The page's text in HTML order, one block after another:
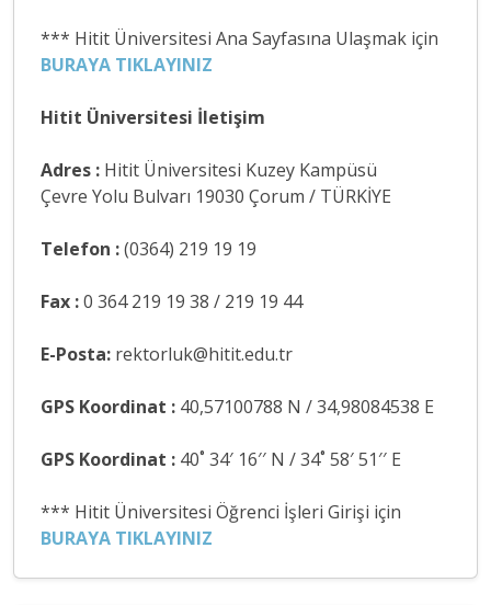
*** Hitit Üniversitesi Ana Sayfasına Ulaşmak için
BURAYA TIKLAYINIZ
Hitit Üniversitesi İletişim
Adres : Hitit Üniversitesi Kuzey Kampüsü
Çevre Yolu Bulvarı 19030 Çorum / TÜRKİYE
Telefon :(0364) 219 19 19
Fax :0 364 219 19 38 / 219 19 44
E-Posta: rektorluk@hitit.edu.tr
GPS Koordinat : 40,57100788 N / 34,98084538 E
GPS Koordinat : 40˚ 34′ 16′′ N / 34˚ 58′ 51′′ E
*** Hitit Üniversitesi Öğrenci İşleri Girişi için
BURAYA TIKLAYINIZ